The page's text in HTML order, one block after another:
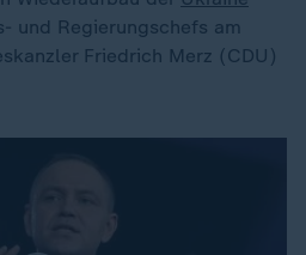
und Regierungschefs am
Friedrich Merz (CDU)